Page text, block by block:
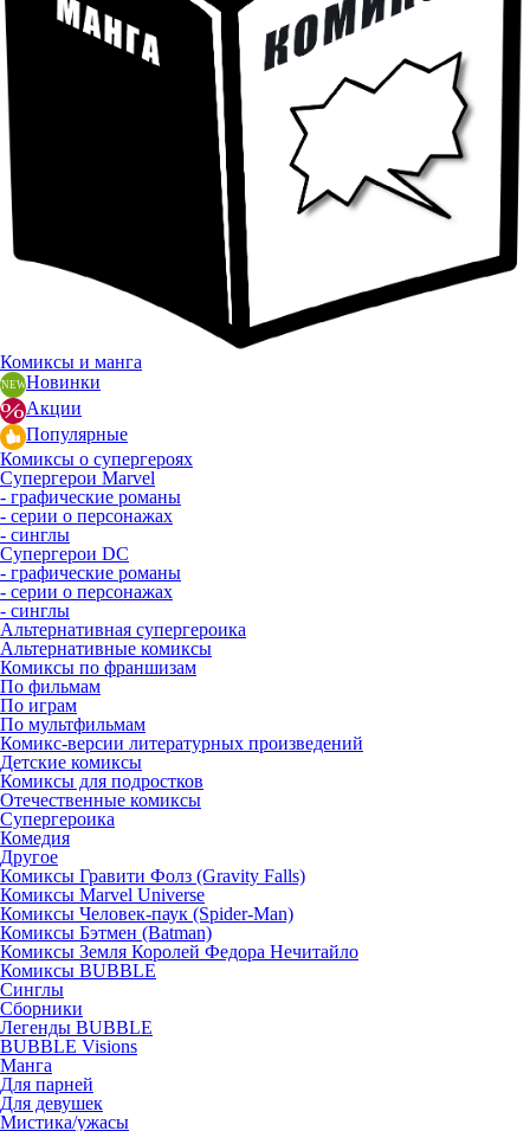
Комиксы и манга
Новинки
Акции
Популярные
Комиксы о супергероях
Супергерои Marvel
- графические романы
- серии о персонажах
- синглы
Супергерои DC
- графические романы
- серии о персонажах
- синглы
Альтернативная супергероика
Альтернативные комиксы
Комиксы по франшизам
По фильмам
По играм
По мультфильмам
Комикс-версии литературных произведений
Детские комиксы
Комиксы для подростков
Отечественные комиксы
Супергероика
Комедия
Другое
Комиксы Гравити Фолз (Gravity Falls)
Комиксы Marvel Universe
Комиксы Человек-паук (Spider-Man)
Комиксы Бэтмен (Batman)
Комиксы Земля Королей Федора Нечитайло
Комиксы BUBBLE
Синглы
Сборники
Легенды BUBBLE
BUBBLE Visions
Манга
Для парней
Для девушек
Мистика/ужасы